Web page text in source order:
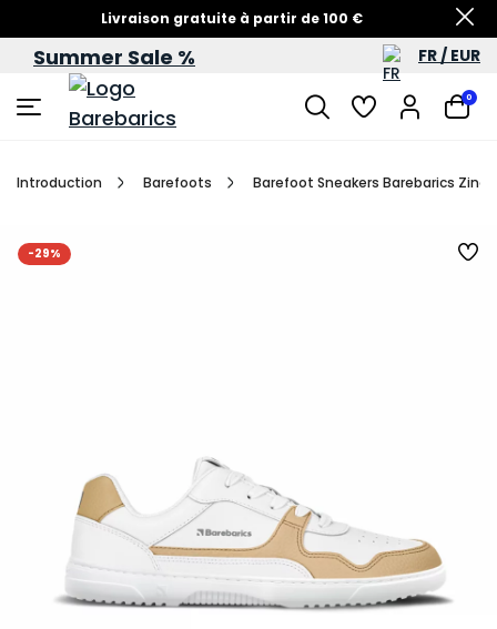
Livraison gratuite à partir de 100 €
Soldes d’été – jusqu’à -60 %
Summer Sale % FR / EUR
0
Introduction Barefoots Barefoot Sneakers Barebarics Zing
-29%